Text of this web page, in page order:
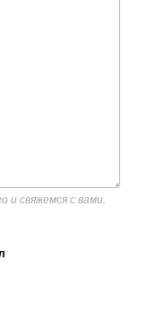
и свяжемся с вами.